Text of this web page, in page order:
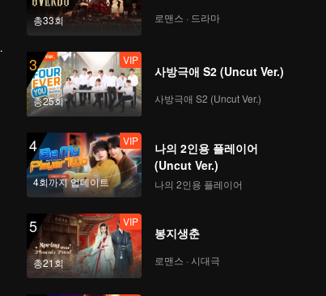
총33회 로맨스 · 드라마
3
총25회
VIP
사방극애 S2 (Uncut Ver.)
사방극애 S2 (Uncut Ver.)
4
4회까지 업데이트
VIP
나의 2인용 플레이어
(Uncut Ver.)
나의 2인용 플레이어
5
총21회
VIP
봉지생춘
로맨스 · 시대극